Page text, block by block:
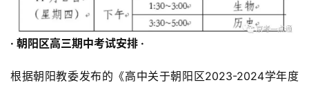
· 朝阳区高三期中考试安排 ·
根据朝阳教委发布的《高中关于朝阳区2023-2024学年度